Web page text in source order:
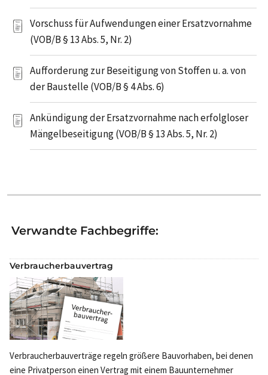
Vorschuss für Aufwendungen einer Ersatzvornahme
(VOB/B § 13 Abs. 5, Nr. 2)
Aufforderung zur Beseitigung von Stoffen u. a. von
der Baustelle (VOB/B § 4 Abs. 6)
Ankündigung der Ersatzvornahme nach erfolgloser
Mängelbeseitigung (VOB/B § 13 Abs. 5, Nr. 2)
Verwandte Fachbegriffe:
Verbraucherbauvertrag
Verbraucherbauverträge regeln größere Bauvorhaben, bei denen
eine Privatperson einen Vertrag mit einem Bauunternehmer